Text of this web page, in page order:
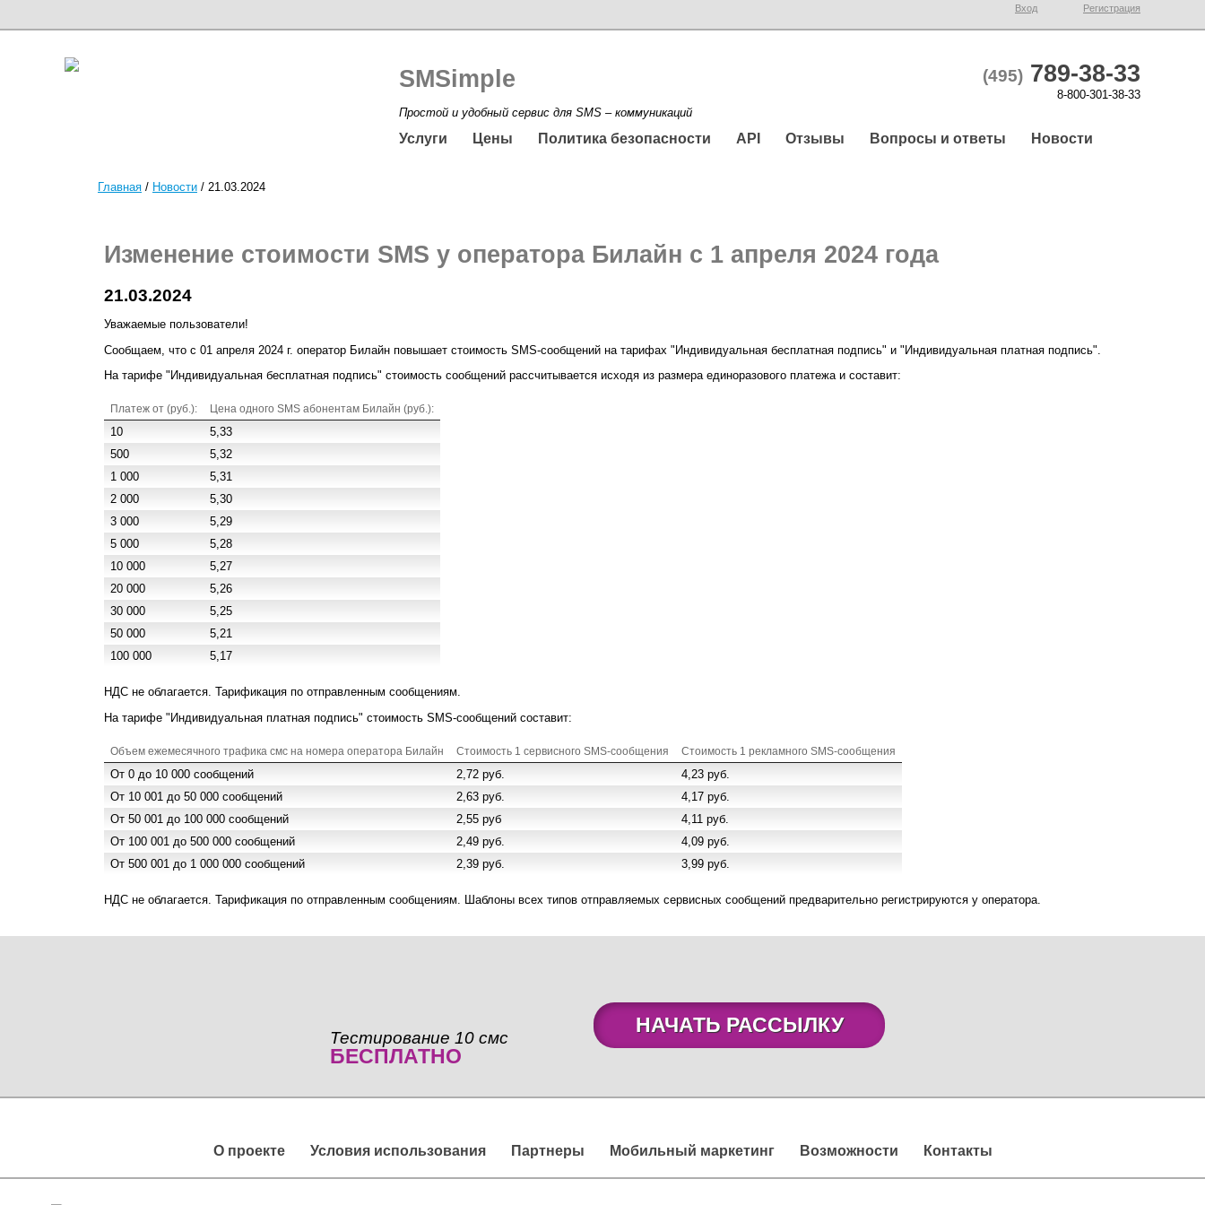
Вход Регистрация
SMSimple
Простой и удобный сервис для SMS – коммуникаций
(495) 789-38-33
8-800-301-38-33
Услуги Цены Политика безопасности API Отзывы Вопросы и ответы Новости
Главная / Новости / 21.03.2024
Изменение стоимости SMS у оператора Билайн с 1 апреля 2024 года
21.03.2024
Уважаемые пользователи!
Сообщаем, что с 01 апреля 2024 г. оператор Билайн повышает стоимость SMS-сообщений на тарифах "Индивидуальная бесплатная подпись" и "Индивидуальная платная подпись".
На тарифе "Индивидуальная бесплатная подпись" стоимость сообщений рассчитывается исходя из размера единоразового платежа и составит:
Платеж от (руб.): Цена одного SMS абонентам Билайн (руб.):
10
5,33
500
5,32
1 000
5,31
2 000
5,30
3 000
5,29
5 000
5,28
10 000
5,27
20 000
5,26
30 000
5,25
50 000
5,21
100 000
5,17
НДС не облагается. Тарификация по отправленным сообщениям.
На тарифе "Индивидуальная платная подпись" стоимость SMS-сообщений составит:
Объем ежемесячного трафика смс на номера оператора Билайн Стоимость 1 сервисного SMS-сообщения Стоимость 1 рекламного SMS-сообщения
От 0 до 10 000 сообщений 2,72 руб.
4,23 руб.
От 10 001 до 50 000 сообщений
2,63 руб.
4,17 руб.
От 50 001 до 100 000 сообщений
2,55 руб
4,11 руб.
От 100 001 до 500 000 сообщений
2,49 руб.
4,09 руб.
От 500 001 до 1 000 000 сообщений
2,39 руб. 3,99 руб.
НДС не облагается. Тарификация по отправленным сообщениям. Шаблоны всех типов отправляемых сервисных сообщений предварительно регистрируются у оператора.
Тестирование 10 смс
БЕСПЛАТНО
НАЧАТЬ РАССЫЛКУ
О проекте Условия использования Партнеры Мобильный маркетинг Возможности Контакты